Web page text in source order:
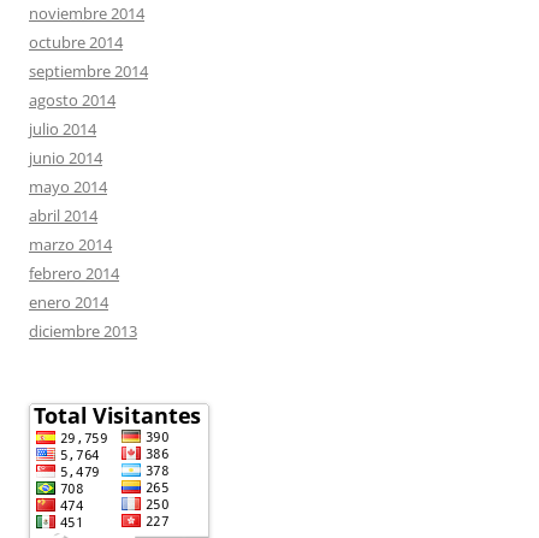
noviembre 2014
octubre 2014
septiembre 2014
agosto 2014
julio 2014
junio 2014
mayo 2014
abril 2014
marzo 2014
febrero 2014
enero 2014
diciembre 2013